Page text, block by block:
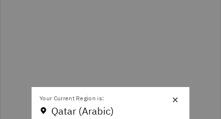
×
Your Current Region is:
Qatar (Arabic)